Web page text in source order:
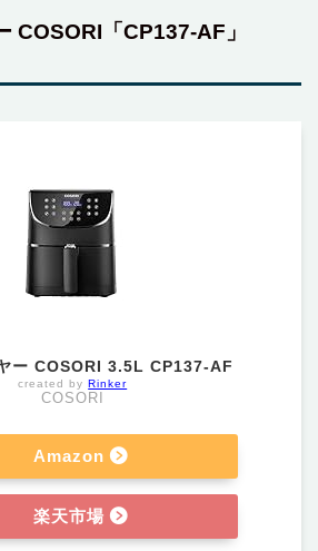
COSORI「CP137-AF」‎
ー COSORI 3.5L CP137-AF
created by Rinker
COSORI
Amazon
楽天市場